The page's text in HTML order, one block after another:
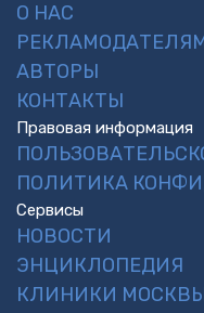
О НАС
АВТОРЫ
КОНТАКТЫ
Правовая информация
ПОЛИТИКА
Сервисы
НОВОСТИ
ЭНЦИКЛОПЕДИЯ
КЛИНИКИ